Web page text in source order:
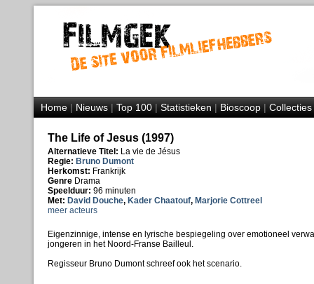
Home|Nieuws|Top 100|Statistieken|Bioscoop|Collecties
The Life of Jesus (1997)
Alternatieve Titel: La vie de Jésus
Regie: Bruno Dumont
Herkomst: Frankrijk
Genre Drama
Speelduur: 96 minuten
Met: David Douche, Kader Chaatouf, Marjorie Cottreel
meer acteurs
Eigenzinnige, intense en lyrische bespiegeling over emotioneel
jongeren in het Noord-Franse Bailleul.
Regisseur Bruno Dumont schreef ook het scenario.